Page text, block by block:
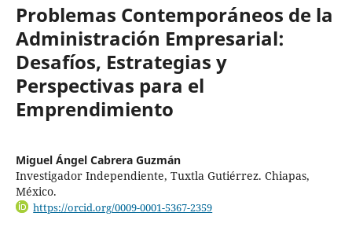
Problemas Contemporáneos de la
Administración Empresarial:
Desafíos, Estrategias y
Perspectivas para el
Emprendimiento
Miguel Ángel Cabrera Guzmán
Investigador Independiente, Tuxtla Gutiérrez. Chiapas,
México.
https://orcid.org/0009-0001-5367-2359